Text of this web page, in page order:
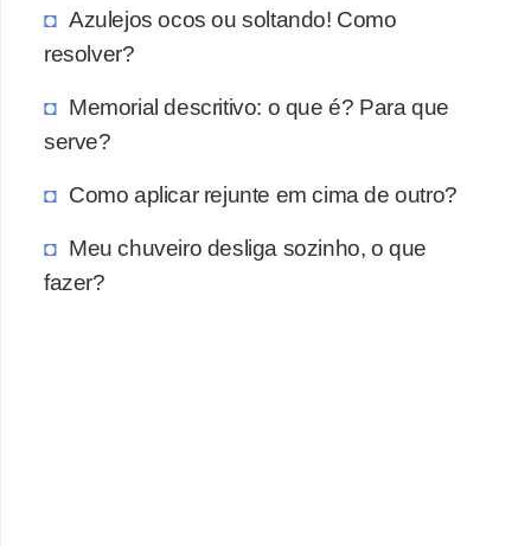
Azulejos ocos ou soltando! Como
resolver?
Memorial descritivo: o que é? Para que
serve?
Como aplicar rejunte em cima de outro?
Meu chuveiro desliga sozinho, o que
fazer?
a
s
M
v
e
i